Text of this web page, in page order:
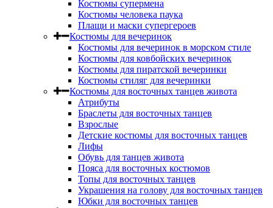
Костюмы супермена
Костюмы человека паука
Плащи и маски супергероев
Костюмы для вечеринок
Костюмы для вечеринок в морском стиле
Костюмы для ковбойских вечеринок
Костюмы для пиратской вечеринки
Костюмы стиляг для вечеринки
Костюмы для восточных танцев живота
Атрибуты
Браслеты для восточных танцев
Взрослые
Детские костюмы для восточных танцев
Лифы
Обувь для танцев живота
Пояса для восточных костюмов
Топы для восточных танцев
Украшения на голову для восточных танцев
Юбки для восточных танцев